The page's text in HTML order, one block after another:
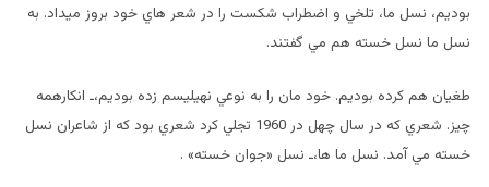
بوديم، نسل ما، تلخي و اضطراب شکست را در شعر هاي خود بروز ميداد. به
نسل ما نسل خسته هم مي گفتند.
طغيان هم کرده بوديم. خود مان را به نوعي نهیلیسم زده بوديم،ـ انکارهمه
چيز. شعري که در سال چهل در 1960 تجلي کرد شعري بود که از شاعران نسل
خسته مي آمد. نسل ما ها،ـ نسل «جوان خسته» .